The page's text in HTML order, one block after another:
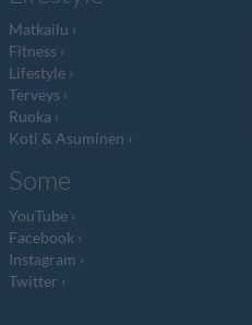
Matkailu
Fitness
Lifestyle
Terveys
Ruoka
Koti & Asuminen
Some
YouTube
Facebook
Instagram
Twitter